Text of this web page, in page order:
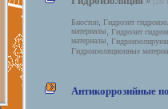
[28/
Биостоп Гидрозит
материалы Гидрозит
материалы
Гидроизоляционные
Антикоррозийные